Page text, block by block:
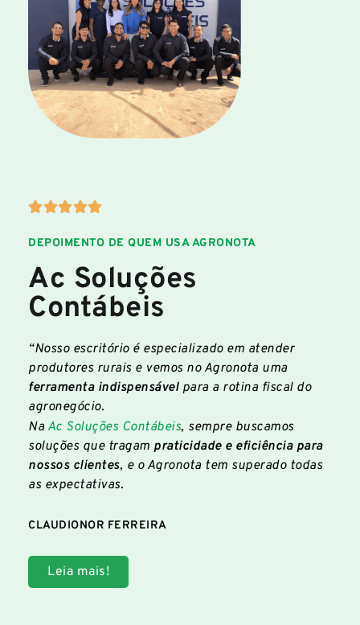
DEPOIMENTO DE QUEM USA AGRONOTA
Ac Soluções
Contábeis
“Nosso escritório é especializado em atender
produtores rurais e vemos no Agronota uma
ferramenta indispensávelpara a rotina fiscal do
agronegócio.
Na Ac Soluções Contábeis, sempre buscamos
soluções que tragam praticidade e eficiência para
nossos clientes, e o Agronota tem superado todas
as expectativas.
CLAUDIONOR FERREIRA
Leia mais!